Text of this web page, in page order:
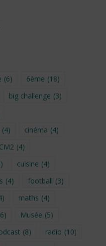
(6) 6ème (18)
big challenge (3)
(4) cinéma (4)
CM2 (4)
cuisine (4)
(4) football (3)
maths (4)
Musée (5)
(8) radio (10)